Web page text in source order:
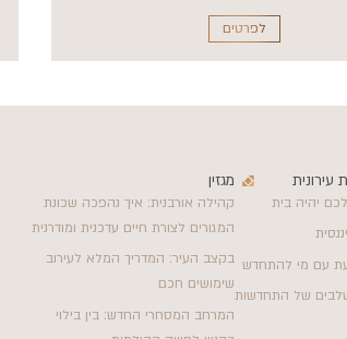
לפרטים
יהיה בית
עם מי להתחדש
של התחדשות
מגזין
קהילה אורבנית: איך נהפכה שכונת
המגורים לצורת חיים עדכנית ומודרנית
בקצב העיר: המדריך המלא לעירוב
שימושים חכם
המרחב המסחרי החדש: בין בילוי